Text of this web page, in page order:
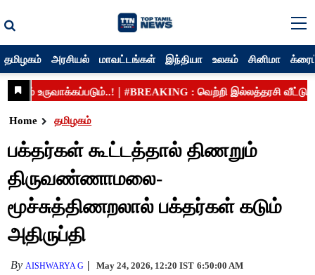
தமிழகம் அரசியல் மாவட்டங்கள் இந்தியா உலகம் சினிமா
Home தமிழகம்
பக்தர்கள் கூட்டத்தால் திணறும்
திருவண்ணாமலை-
மூச்சுத்திணறலால் பக்தர்கள் கடும்
அதிருப்தி
By AISHWARYA G May 24, 2026, 12:20 IST 6:50:00 AM